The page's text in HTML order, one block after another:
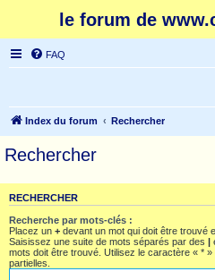
le forum de
FAQ
Index du forum Rechercher
Rechercher
RECHERCHER
Recherche par mots-clés :
Placez un + devant un mot qui doit être trouvé
Saisissez une suite de mots séparés par des |
mots doit être trouvé. Utilisez le caractère « *
partielles.